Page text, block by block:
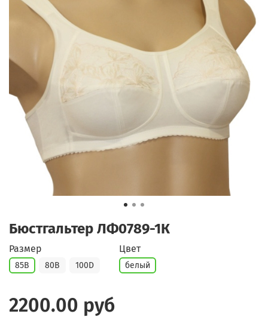
Бюстгальтер ЛФ0789-1К
Размер
85B 80В 100D
Цвет
белый
2200.00 руб